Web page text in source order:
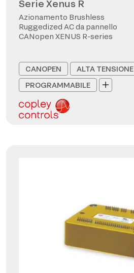
Serie Xenus R
Azionamento Brushless
Ruggedized AC da pannello
CANopen XENUS R-series
CANOPEN
ALTA TENSIONE
PROGRAMMABILE